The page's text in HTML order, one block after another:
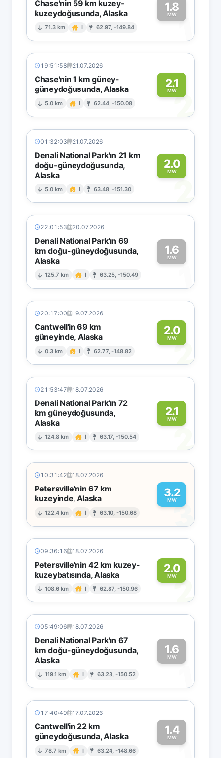
Chase'nin 59 km kuzey-
kuzeydoğusunda, Alaska
71.3 km I 62.97, -149.84
1.8
MW1
19:51:58 21.07.2026
Chase'nin 1 km güney-
güneydoğusunda, Alaska
5.0 km I 62.44, -150.08
2.1
MW2
01:32:03 21.07.2026
Denali National Park'ın 21 km
doğu-güneydoğusunda,
Alaska
5.0 km I 63.48, -151.30
2.0
MW
2
22:01:53 20.07.2026
Denali National Park'ın 69
km doğu-güneydoğusunda,
Alaska
125.7 km I 63.25, -150.49
1.6
MW
1
20:17:00 19.07.2026
Cantwell'in 69 km
güneyinde, Alaska
0.3 km I 62.77, -148.82
2.0
MW
2
21:53:47 18.07.2026
Denali National Park'ın 72
km güneydoğusunda,
Alaska
124.8 km I 63.17, -150.54
2.1
MW
2
10:31:42 18.07.2026
Petersville'nin 67 km
kuzeyinde, Alaska
122.4 km I 63.10, -150.68
3.2
MW
3
09:36:16 18.07.2026
Petersville'nin 42 km kuzey-
kuzeybatısında, Alaska
108.6 km I 62.87, -150.96
2.0
MW2
05:49:06 18.07.2026
Denali National Park'ın 67
km doğu-güneydoğusunda,
Alaska
119.1 km I 63.28, -150.52
1.6
MW
1
17:40:49 17.07.2026
Cantwell'in 22 km
güneydoğusunda, Alaska
78.7 km I 63.24, -148.66
1.4
MW